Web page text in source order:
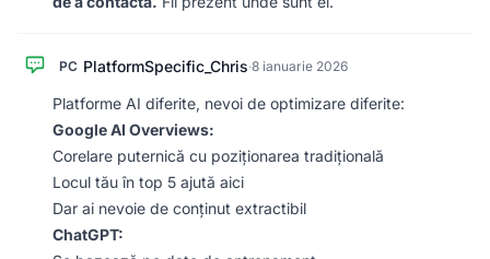
PC PlatformSpecific_Chris·8 ianuarie 2026
Platforme AI diferite, nevoi de optimizare diferite:
Google AI Overviews:
Corelare puternică cu poziționarea tradițională
Locul tău în top 5 ajută aici
Dar ai nevoie de conținut extractibil
ChatGPT: